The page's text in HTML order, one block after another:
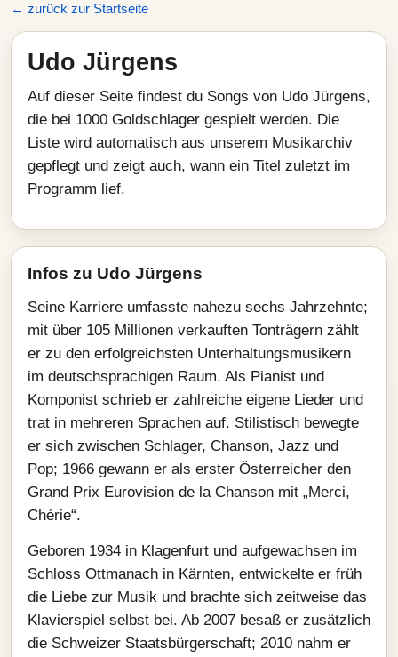
← zurück zur Startseite
Udo Jürgens
Auf dieser Seite findest du Songs von Udo Jürgens,
die bei 1000 Goldschlager gespielt werden. Die
Liste wird automatisch aus unserem Musikarchiv
gepflegt und zeigt auch, wann ein Titel zuletzt im
Programm lief.
Infos zu Udo Jürgens
Seine Karriere umfasste nahezu sechs Jahrzehnte;
mit über 105 Millionen verkauften Tonträgern zählt
er zu den erfolgreichsten Unterhaltungsmusikern
im deutschsprachigen Raum. Als Pianist und
Komponist schrieb er zahlreiche eigene Lieder und
trat in mehreren Sprachen auf. Stilistisch bewegte
er sich zwischen Schlager, Chanson, Jazz und
Pop; 1966 gewann er als erster Österreicher den
Grand Prix Eurovision de la Chanson mit „Merci,
Chérie“.
Geboren 1934 in Klagenfurt und aufgewachsen im
Schloss Ottmanach in Kärnten, entwickelte er früh
die Liebe zur Musik und brachte sich zeitweise das
Klavierspiel selbst bei. Ab 2007 besaß er zusätzlich
die Schweizer Staatsbürgerschaft; 2010 nahm er